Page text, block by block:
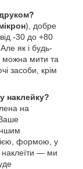
), добре
-30 до +80
як і будь-
можна мити та
засоби, крім
наклейку?
на
формою, у
наклеїти — ми